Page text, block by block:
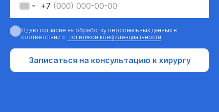
+7
Я даю согласие на обработку персональных данных в
соответствии с политикой конфиденциальности
Записаться на консультацию к хирургу